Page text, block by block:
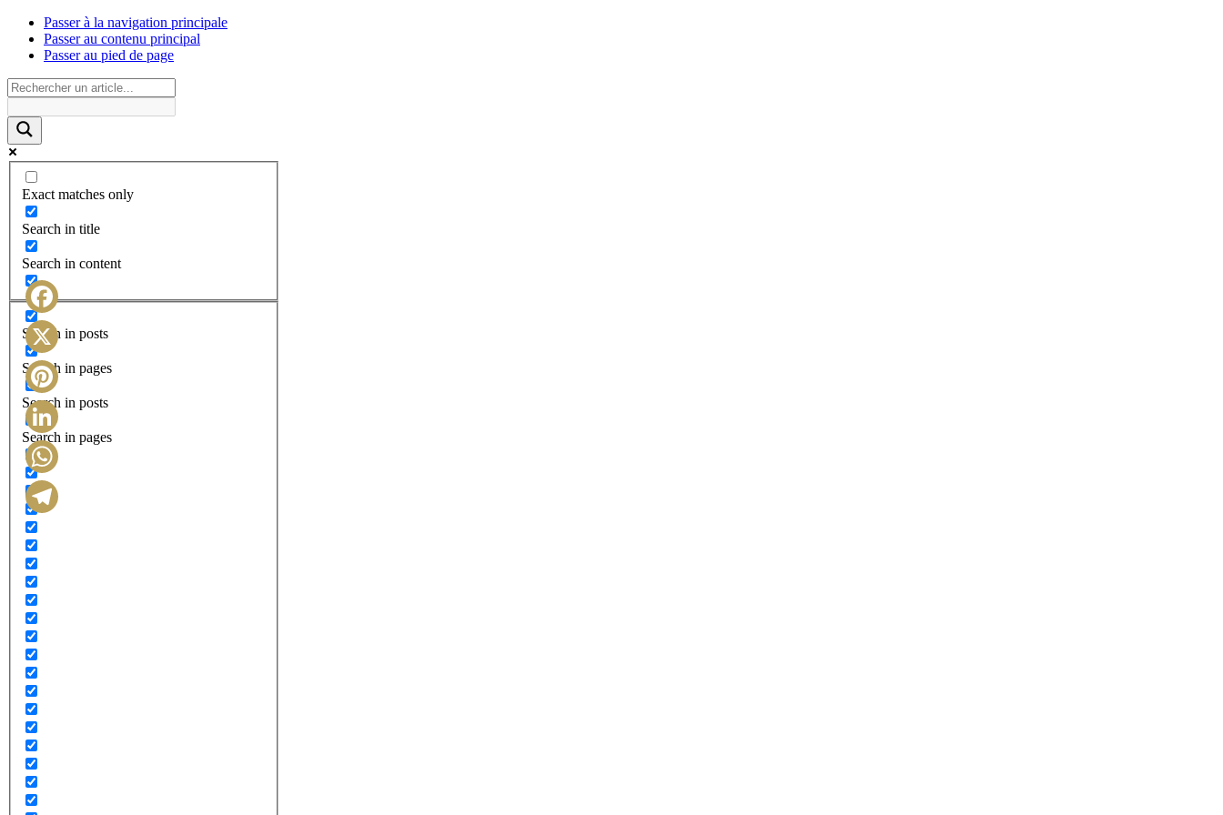
Passer à la navigation principale
Passer au contenu principal
Passer au pied de page
Exact matches only
Search in title
Search in content
Search in posts
Search in pages
Search in posts
Search in pages
Facebook
X
Pinterest
LinkedIn
WhatsApp
Telegram